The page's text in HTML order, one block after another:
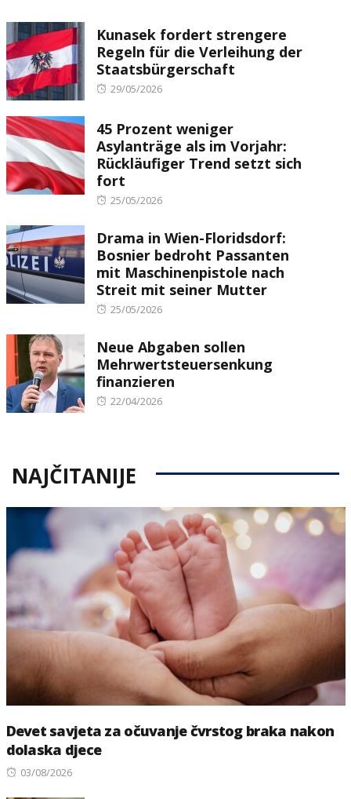
Kunasek fordert strengere
Regeln für die Verleihung der
Staatsbürgerschaft
Posted
29/05/2026
45 Prozent weniger
Asylanträge als im Vorjahr:
Rückläufiger Trend setzt sich
fort
Posted
25/05/2026
Drama in Wien-Floridsdorf:
Bosnier bedroht Passanten
mit Maschinenpistole nach
Streit mit seiner Mutter
Posted
25/05/2026
Neue Abgaben sollen
Mehrwertsteuersenkung
finanzieren
Posted
22/04/2026
NAJČITANIJE
Devet savjeta za očuvanje čvrstog braka nakon
dolaska djece
Posted
03/08/2026